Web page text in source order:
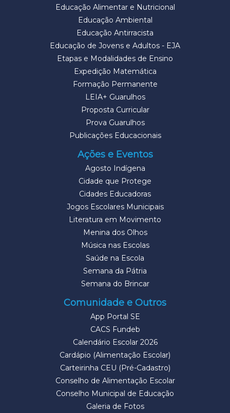
Educação Alimentar e Nutricional
Educação Ambiental
Educação Antirracista
Educação de Jovens e Adultos - EJA
Etapas e Modalidades de Ensino
Expedição Matemática
Formação Permanente
LEIA+ Guarulhos
Proposta Curricular
Prova Guarulhos
Publicações Educacionais
Ações e Eventos
Agosto Indígena
Cidade que Protege
Cidades Educadoras
Jogos Escolares Municipais
Literatura em Movimento
Menina dos Olhos
Música nas Escolas
Saúde na Escola
Semana da Pátria
Semana do Brincar
Comunidade e Outros
App Portal SE
CACS Fundeb
Calendário Escolar 2026
Cardápio (Alimentação Escolar)
Carteirinha CEU (Pré-Cadastro)
Conselho de Alimentação Escolar
Conselho Municipal de Educação
Galeria de Fotos